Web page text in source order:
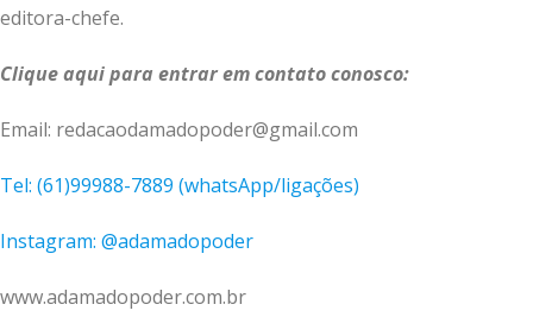
editora-chefe.
Clique aqui para entrar em contato conosco:
Email: redacaodamadopoder@gmail.com
Tel: (61)99988-7889 (whatsApp/ligações)
Instagram: @adamadopoder
www.adamadopoder.com.br